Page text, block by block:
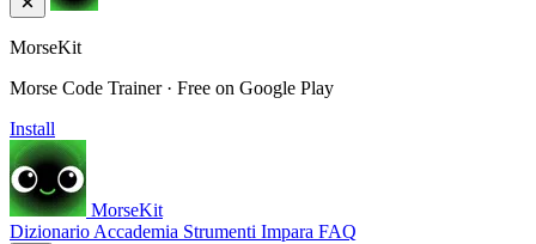
MorseKit
Morse Code Trainer · Free on Google Play
Install
MorseKit
Dizionario Accademia Strumenti Impara FAQ